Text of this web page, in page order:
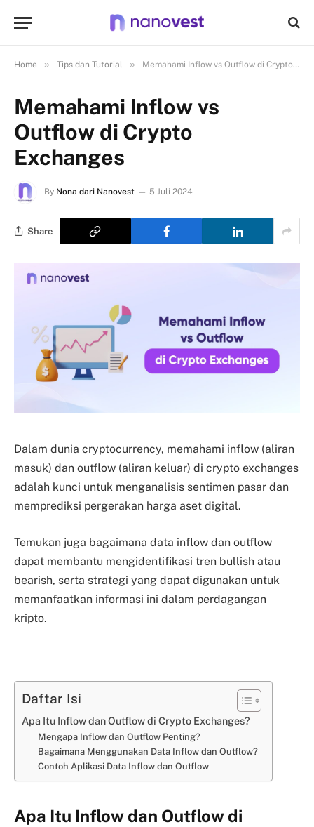
Home » Tips dan Tutorial » Memahami Inflow vs Outflow di Crypto Exchanges
Memahami Inflow vs
Outflow di Crypto
Exchanges
By Nona dari Nanovest 5 Juli 2024
Share
Dalam dunia cryptocurrency, memahami inflow (aliran
masuk) dan outflow (aliran keluar) di crypto exchanges
adalah kunci untuk menganalisis sentimen pasar dan
memprediksi pergerakan harga aset digital.
Temukan juga bagaimana data inflow dan outflow
dapat membantu mengidentifikasi tren bullish atau
bearish, serta strategi yang dapat digunakan untuk
memanfaatkan informasi ini dalam perdagangan
kripto.
Daftar Isi
Apa Itu Inflow dan Outflow di Crypto Exchanges?
Mengapa Inflow dan Outflow Penting?
Bagaimana Menggunakan Data Inflow dan Outflow?
Contoh Aplikasi Data Inflow dan Outflow
Apa Itu Inflow dan Outflow di